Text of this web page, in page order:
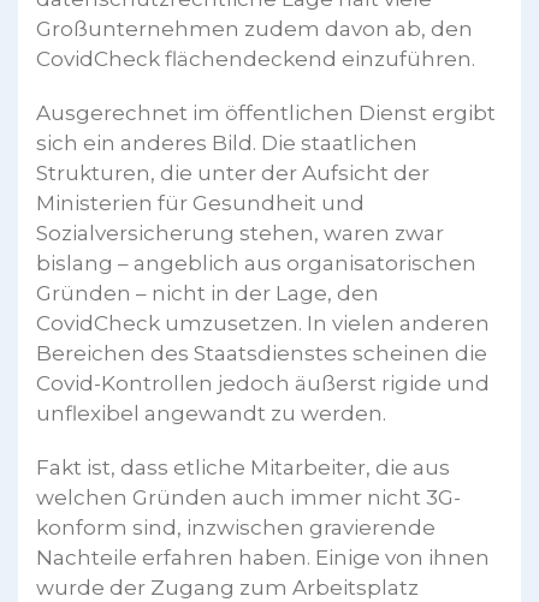
Großunternehmen zudem davon ab, den
CovidCheck flächendeckend einzuführen.
Ausgerechnet im öffentlichen Dienst ergibt
sich ein anderes Bild. Die staatlichen
Strukturen, die unter der Aufsicht der
Ministerien für Gesundheit und
Sozialversicherung stehen, waren zwar
bislang – angeblich aus organisatorischen
Gründen – nicht in der Lage, den
CovidCheck umzusetzen. In vielen anderen
Bereichen des Staatsdienstes scheinen die
Covid-Kontrollen jedoch äußerst rigide und
unflexibel angewandt zu werden.
Fakt ist, dass etliche Mitarbeiter, die aus
welchen Gründen auch immer nicht 3G-
konform sind, inzwischen gravierende
Nachteile erfahren haben. Einige von ihnen
wurde der Zugang zum Arbeitsplatz